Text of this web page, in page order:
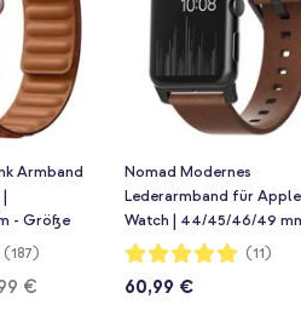
Armband
- Größe
(187)
€
Nomad Modernes
Lederarmband für Apple
Watch | 44/45/46/49
Brown / Black
Bewertung:
100%
(11)
60,99 €